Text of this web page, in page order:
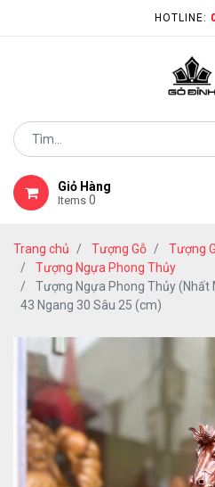
HOTLINE:
Giỏ Hàng
Items 0
Trang chủ Tượng Gỗ
Tượng
Tượng Ngựa Phong Thủy
Tượng Ngựa Phong Thủy (Nhất
43 Ngang 30 Sâu 25 (cm)